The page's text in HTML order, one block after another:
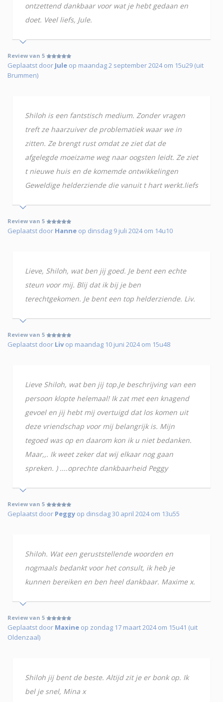
ontzettend dankbaar voor wat je hebt gedaan en
doet. Veel liefs, Jule.
Review van 5
Geplaatst door Jule op maandag 2 september 2024 om 15u29 (uit
Brummen)
Shiloh is een fantstisch medium. Zonder vragen
treft ze haarzuiver de problematiek waar we in
zitten. Ze brengt rust omdat ze ziet dat de
afgelegde moeizame weg naar oogsten leidt. Ze ziet
t nieuwe huis en de komemde ontwikkelingen
Geweldige helderziende die vanuit t hart werkt.liefs
Review van 5
Geplaatst door Hanne op dinsdag 9 juli 2024 om 14u10
Lieve, Shiloh, wat ben jij goed. Je bent een echte
steun voor mij. Blij dat ik bij je ben
terechtgekomen. Je bent een top helderziende. Liv.
Review van 5
Geplaatst door Livop maandag 10 juni 2024 om 15u48
Lieve Shiloh, wat ben jij top.Je beschrijving van een
persoon klopte helemaal! Ik zat met een knagend
gevoel en jij hebt mij overtuigd dat los komen uit
deze vriendschap voor mij belangrijk is. Mijn
tegoed was op en daarom kon ik u niet bedanken.
Maar,,. Ik weet zeker dat wij elkaar nog gaan
spreken. ) ....oprechte dankbaarheid Peggy
Review van 5
Geplaatst door Peggy op dinsdag 30 april 2024 om 13u55
Shiloh. Wat een geruststellende woorden en
nogmaals bedankt voor het consult, ik heb je
kunnen bereiken en ben heel dankbaar. Maxime x.
Review van 5
Geplaatst door Maxine op zondag 17 maart 2024 om 15u41 (uit
Oldenzaal)
Shiloh jij bent de beste. Altijd zit je er bonk op. Ik
bel je snel, Mina x